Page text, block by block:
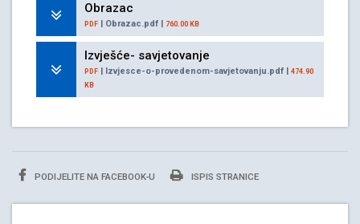
Obrazac
PDF | Obrazac.pdf | 760.00 KB
Izvješće- savjetovanje
PDF | Izvjesce-o-provedenom-savjetovanju.pdf | 474.90
KB
PODIJELITE NA FACEBOOK-U ISPIS STRANICE